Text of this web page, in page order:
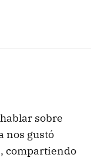
sobre
nos gustó
compartiendo